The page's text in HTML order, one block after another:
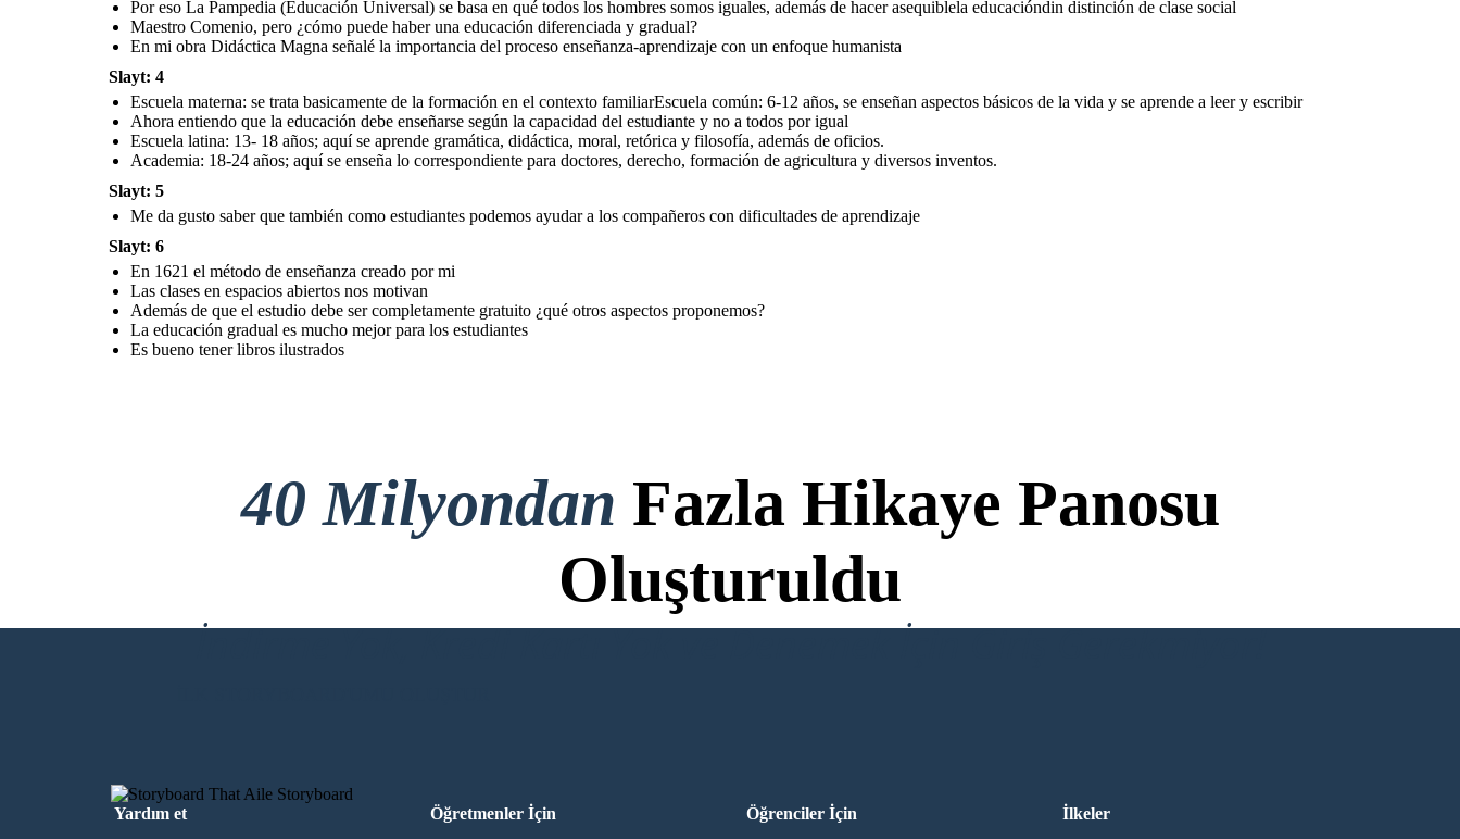
gratuito ¿qué otros
ilustrados
La educación
gradual es mucho
mejor para los
estudiantes
Por eso La Pampedia (Educación Universal) se basa en qué todos los hombres somos iguales, además de hacer asequiblela educacióndin distinción de clase social
Maestro Comenio, pero ¿cómo puede haber una educación diferenciada y gradual?
En mi obra Didáctica Magna señalé la importancia del proceso enseñanza-aprendizaje con un enfoque humanista
Slayt: 4
Escuela materna: se trata basicamente de la formación en el contexto familiarEscuela común: 6-12 años, se enseñan aspectos básicos de la vida y se aprende a leer y escribir
Ahora entiendo que la educación debe enseñarse según la capacidad del estudiante y no a todos por igual
Escuela latina: 13- 18 años; aquí se aprende gramática, didáctica, moral, retórica y filosofía, además de oficios.
Academia: 18-24 años; aquí se enseña lo correspondiente para doctores, derecho, formación de agricultura y diversos inventos.
Slayt: 5
Me da gusto saber que también como estudiantes podemos ayudar a los compañeros con dificultades de aprendizaje
Slayt: 6
En 1621 el método de enseñanza creado por mi
Las clases en espacios abiertos nos motivan
Además de que el estudio debe ser completamente gratuito ¿qué otros aspectos proponemos?
La educación gradual es mucho mejor para los estudiantes
Es bueno tener libros ilustrados
40 Milyondan Fazla Hikaye Panosu
Oluşturuldu
İndirme Yok, Kredi Kartı Yok ve Denemek İçin Giriş Gerekmiyor!
Yardım et
Öğrenciler İçin
Öğretmenler İçin
İlkeler